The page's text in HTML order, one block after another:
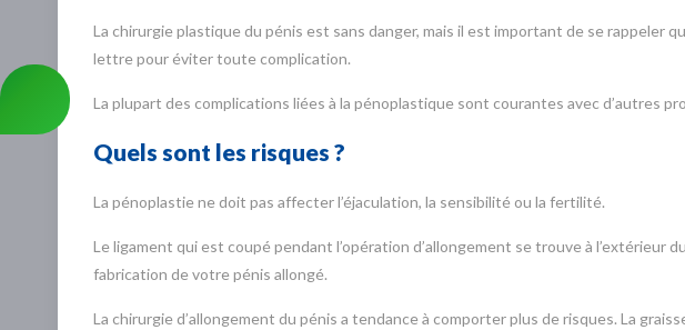
La chirurgie plastique du pénis est sans danger, mais il est important de se
lettre pour éviter toute complication.
La plupart des complications liées à la pénoplastique sont courantes avec
Quels sont les risques ?
La pénoplastie ne doit pas affecter l’éjaculation, la sensibilité ou la fertilité.
Le ligament qui est coupé pendant l’opération d’allongement se trouve à
fabrication de votre pénis allongé.
La chirurgie d’allongement du pénis a tendance à comporter plus de risques. La